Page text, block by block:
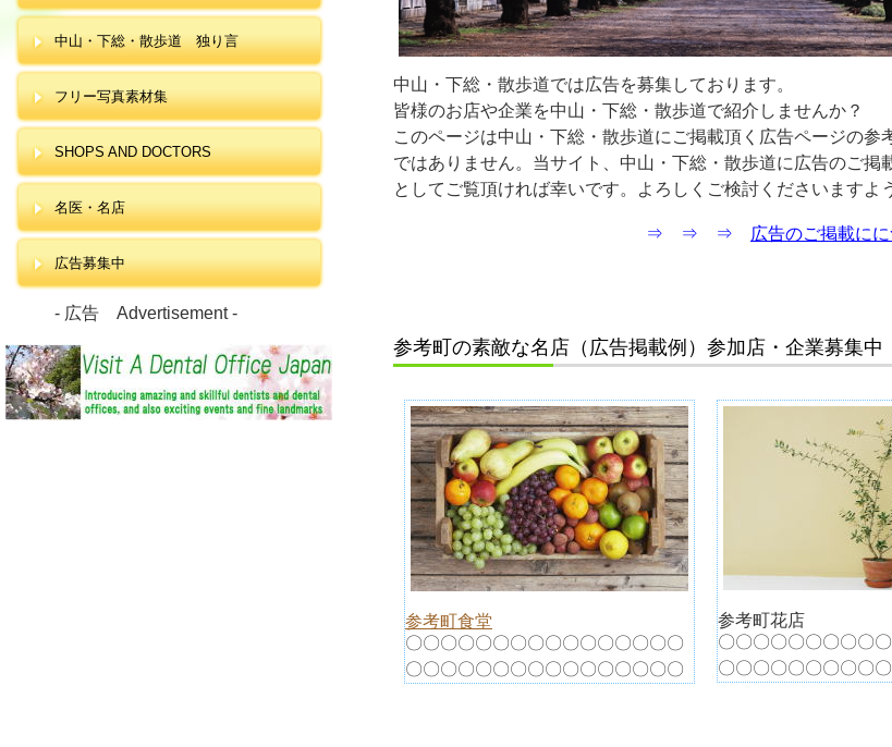
中山・下総・散歩道では広告を募集しております。
皆様のお店や企業を中山・下総・散歩道で紹介しませんか？
このページは中山・下総・散歩道にご掲載頂く広告ページの参
ではありません。当サイト、中山・下総・散歩道に広告のご掲
としてご覧頂ければ幸いです。よろしくご検討くださいますよ
⇒ ⇒ ⇒ 広告のご掲載に
参考町の素敵な名店（広告掲載例）参加店・企業募集中
参考町食堂
〇〇〇〇〇〇〇〇〇〇〇〇〇〇〇〇
〇〇〇〇〇〇〇〇〇〇〇〇〇〇〇〇
参考町花店
〇〇〇〇〇〇〇〇〇
〇〇〇〇〇〇〇〇〇
中山・下総・散歩道 独り言
フリー写真素材集
SHOPS AND DOCTORS
名医・名店
広告募集中
- 広告 Advertisement -